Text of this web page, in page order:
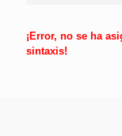
¡Error, no se ha
sintaxis!